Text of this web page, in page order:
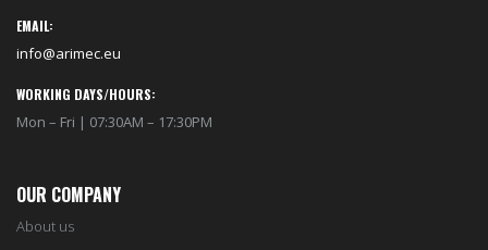
EMAIL:
info@arimec.eu
WORKING DAYS/HOURS:
Mon – Fri | 07:30AM – 17:30PM
OUR COMPANY
About us